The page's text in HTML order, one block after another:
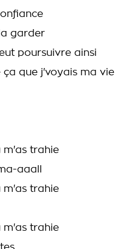
garder
poursuivre ainsi
ça que j'voyais ma vie
m'as trahie
aaall
m'as trahie
m'as trahie